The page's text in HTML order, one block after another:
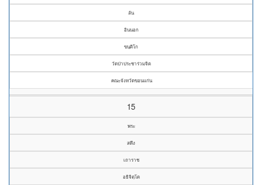
ลัน
อินนอก
ขนฺติโก
วัดป่าประชาร่วมจิต
คณะจังหวัดขอนแก่น
15
พระ
สดึง
เถาราช
อธิจิตฺโต